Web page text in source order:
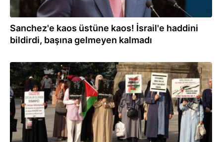
Sanchez'e kaos üstüne kaos! İsrail'e haddini
bildirdi, başına gelmeyen kalmadı
02.08.2026